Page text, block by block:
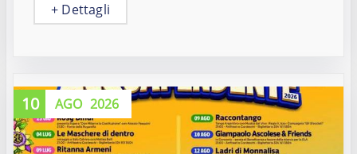
+ Dettagli
10 AGO 2026